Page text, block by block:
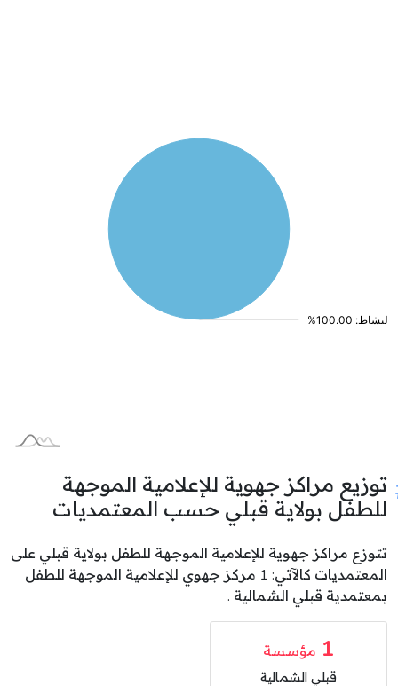
توزيع مراكز جهوية للإعلامية الموجهة
للطفل بولاية قبلي حسب المعتمديات
تتوزع مراكز جهوية للإعلامية الموجهة للطفل بولاية قبلي على
المعتمديات كالآتي: 1 مركز جهوي للإعلامية الموجهة للطفل
بمعتمدية قبلي الشمالية .
1 مؤسسة
قبلي الشمالية